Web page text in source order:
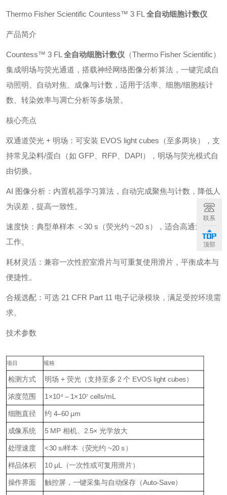
Thermo Fisher Scientific Countess™ 3 FL 全自动细胞计数仪
产品简介
Countess™ 3 FL 全自动细胞计数仪 （Thermo Fisher Scientific）
集成明场与荧光通道，搭载神经网络图像分析算法，一键完成自
动照明、自动对焦、成像与计数，适用于活率、细胞/细胞核计
数、转染效率与凋亡分析等多场景。
核心亮点
双通道荧光 + 明场：可安装 EVOS light cubes（至多两块），支
持常见染料/蛋白（如 GFP、RFP、DAPI），明场与荧光模式自
由切换。
AI 图像分析：内置机器学习算法，自动完成聚焦与计数，降低人
为误差，提高一致性。
速度快：典型单样本 ＜30 s（荧光约 ~20 s），适合高通量日常
工作。
耗材灵活：兼容一次性腔室滑片与可重复使用滑片，平衡成本与
便捷性。
合规选配：可选 21 CFR Part 11 电子记录模块，满足受控环境需
求。
技术参数
项目 规格
检测方式 明场 + 荧光（支持至多 2 个 EVOS light cubes）
浓度范围 1×10⁴ – 1×10⁷ cells/mL
细胞直径 约 4–60 μm
成像系统 5 MP 相机、2.5× 光学放大
处理速度 <30 s/样本（荧光约 ~20 s）
样品体积 10 μL（一次性或可复用滑片）
操作界面 触控屏，一键采集与自动保存（Auto-Save）
联系
顶部